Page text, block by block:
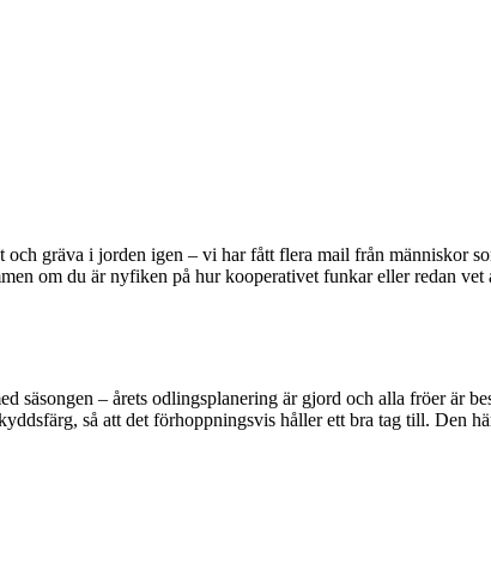
gräva i jorden igen – vi har fått flera mail från människor
om du är nyfiken på hur kooperativet funkar eller redan
säsongen – årets odlingsplanering är gjord och alla fröer är
så att det förhoppningsvis håller ett bra tag till. Den